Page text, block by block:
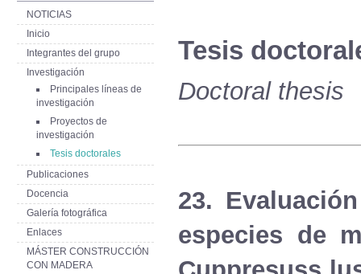
NOTICIAS
Inicio
Integrantes del grupo
Investigación
Principales líneas de
investigación
Proyectos de
investigación
Tesis doctorales
Publicaciones
Docencia
Galería fotográfica
Enlaces
MÁSTER CONSTRUCCIÓN
CON MADERA
Tesis
Doctoral thesis
23.
especies de